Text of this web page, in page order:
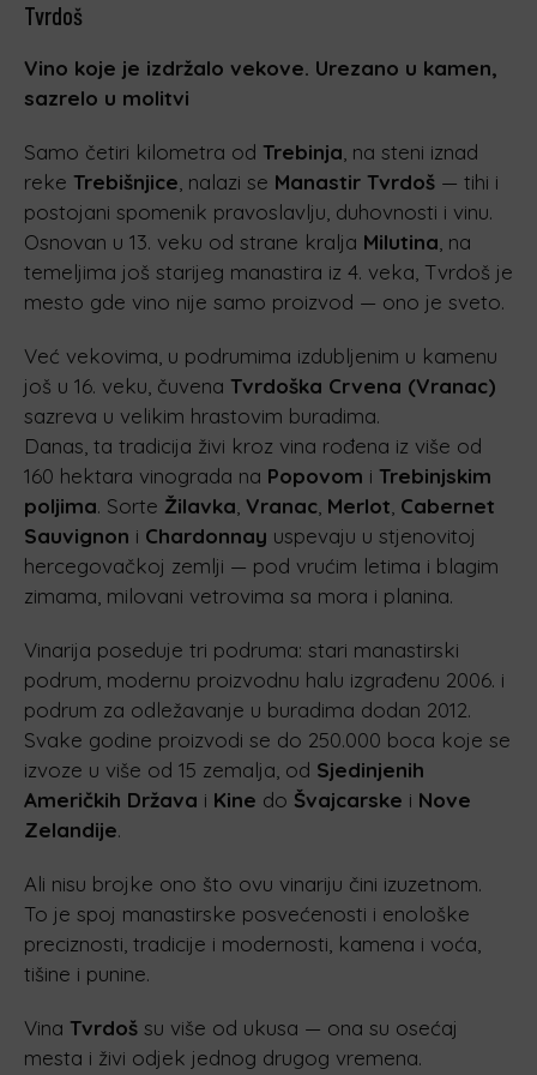
Tvrdoš
Vino koje je izdržalo vekove. Urezano u kamen,
sazrelo u molitvi
Samo četiri kilometra od Trebinja , na steni iznad
reke Trebišnjice , nalazi se Manastir Tvrdoš — tihi i
postojani spomenik pravoslavlju, duhovnosti i vinu.
Osnovan u 13. veku od strane kralja Milutina , na
temeljima još starijeg manastira iz 4. veka, Tvrdoš je
mesto gde vino nije samo proizvod — ono je sveto.
Već vekovima, u podrumima izdubljenim u kamenu
još u 16. veku, čuvena Tvrdoška Crvena (Vranac)
sazreva u velikim hrastovim buradima.
Danas, ta tradicija živi kroz vina rođena iz više od
160 hektara vinograda na Popovom i Trebinjskim
poljima. Sorte Žilavka Vranac Merlot Cabernet
Sauvignon i Chardonnay uspevaju u stjenovitoj
hercegovačkoj zemlji — pod vrućim letima i blagim
zimama, milovani vetrovima sa mora i planina.
Vinarija poseduje tri podruma: stari manastirski
podrum, modernu proizvodnu halu izgrađenu 2006. i
podrum za odležavanje u buradima dodan 2012.
Svake godine proizvodi se do 250.000 boca koje se
izvoze u više od 15 zemalja, od Sjedinjenih
Američkih Država i Kine do Švajcarske i Nove
Zelandije.
Ali nisu brojke ono što ovu vinariju čini izuzetnom.
To je spoj manastirske posvećenosti i enološke
preciznosti, tradicije i modernosti, kamena i voća,
tišine i punine.
Vina Tvrdoš su više od ukusa — ona su osećaj
mesta i živi odjek jednog drugog vremena.